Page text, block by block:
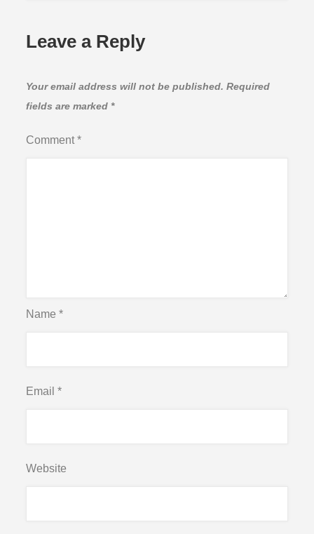
Leave a Reply
Your email address will not be published. Required
fields are marked *
Comment*
Name*
Email*
Website